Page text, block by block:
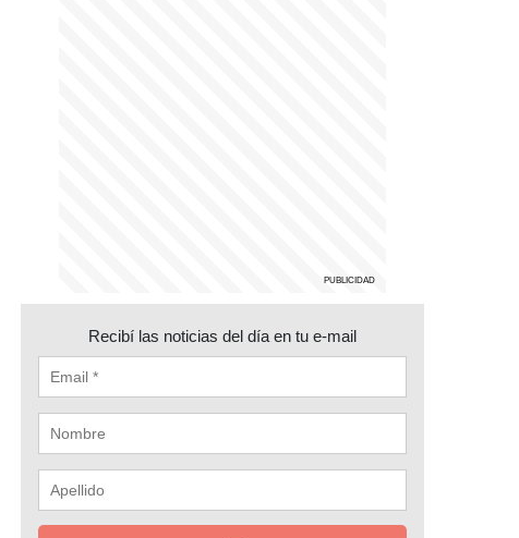
Recibí las noticias del día en tu e-mail